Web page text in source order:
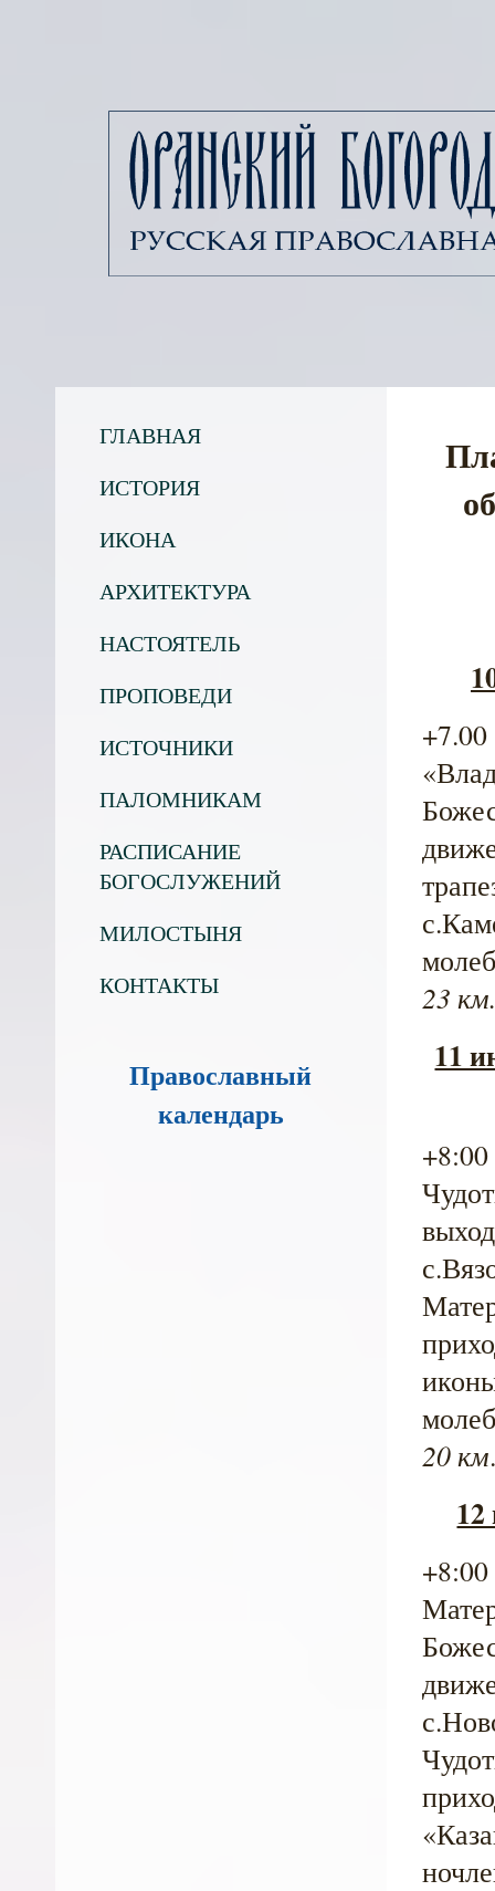
ГЛАВНАЯ
ИСТОРИЯ
ИКОНА
АРХИТЕКТУРА
НАСТОЯТЕЛЬ
ПРОПОВЕДИ
ИСТОЧНИКИ
ПАЛОМНИКАМ
РАСПИСАНИЕ
БОГОСЛУЖЕНИЙ
МИЛОСТЫНЯ
КОНТАКТЫ
Православный
календарь
23 км.
11
20 км.